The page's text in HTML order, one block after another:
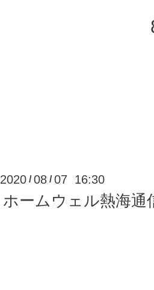
2020 /08 /07 16:30
ホームウェル熱海通